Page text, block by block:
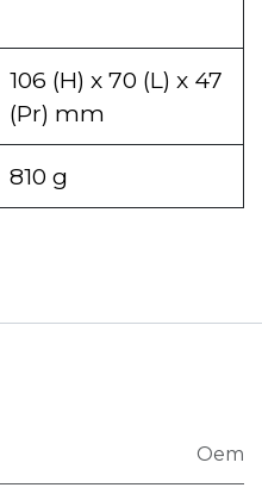
106 (H) x 70 (L) x 47
(Pr) mm
810 g
Oem